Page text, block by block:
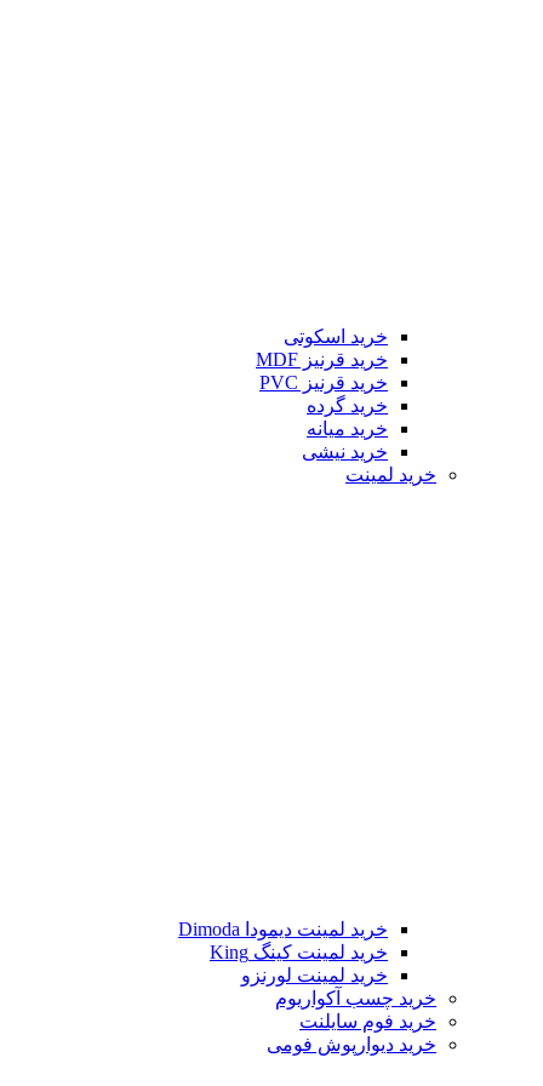
خرید اسکوتی
خرید قرنیز MDF
خرید قرنیز PVC
خرید گرده
خرید میانه
خرید نیشی
خرید لمینت
خرید لمینت دیمودا Dimoda
خرید لمینت کینگ King
خرید لمینت لورنزو
خرید چسب آکواریوم
خرید فوم سایلنت
خرید دیوارپوش فومی